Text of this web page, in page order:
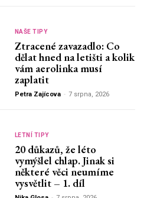
NAŠE TIPY
Ztracené zavazadlo: Co
dělat hned na letišti a kolik
vám aerolinka musí
zaplatit
Petra Zajícova - 7 srpna, 2026
LETNÍ TIPY
20 důkazů, že léto
vymýšlel chlap. Jinak si
některé věci neumíme
vysvětlit – 1. díl